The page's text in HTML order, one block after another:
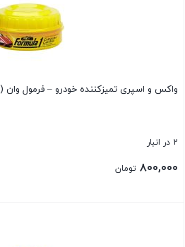
واکس و اسپری تمیزکننده خودرو – فرمول وان (Formula 1)
2 در انبار
۸۰۰,۰۰۰ تومان